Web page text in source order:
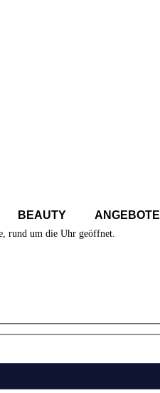
BEAUTY ANGEBOTE